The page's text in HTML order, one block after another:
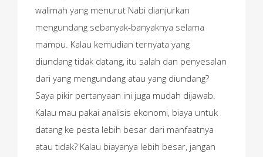
walimah yang menurut Nabi dianjurkan
mengundang sebanyak-banyaknya selama
mampu. Kalau kemudian ternyata yang
diundang tidak datang, itu salah dan penyesalan
dari yang mengundang atau yang diundang?
Saya pikir pertanyaan ini juga mudah dijawab.
Kalau mau pakai analisis ekonomi, biaya untuk
datang ke pesta lebih besar dari manfaatnya
atau tidak? Kalau biayanya lebih besar, jangan